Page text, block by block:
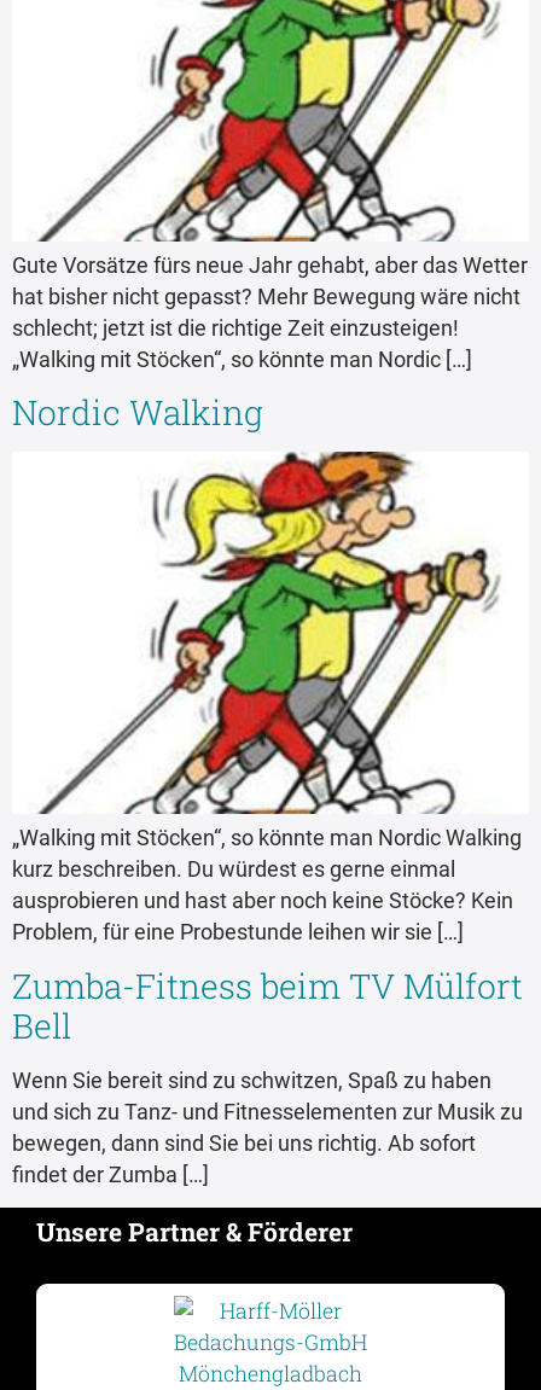
Gute Vorsätze fürs neue Jahr gehabt, aber das Wetter
hat bisher nicht gepasst? Mehr Bewegung wäre nicht
schlecht; jetzt ist die richtige Zeit einzusteigen!
„Walking mit Stöcken“, so könnte man Nordic […]
Nordic Walking
„Walking mit Stöcken“, so könnte man Nordic Walking
kurz beschreiben. Du würdest es gerne einmal
ausprobieren und hast aber noch keine Stöcke? Kein
Problem, für eine Probestunde leihen wir sie […]
Zumba-Fitness beim TV Mülfort
Bell
Wenn Sie bereit sind zu schwitzen, Spaß zu haben
und sich zu Tanz- und Fitnesselementen zur Musik zu
bewegen, dann sind Sie bei uns richtig. Ab sofort
findet der Zumba […]
Unsere Partner & Förderer